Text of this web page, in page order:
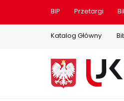
BIP Przetargi
Katalog Główny